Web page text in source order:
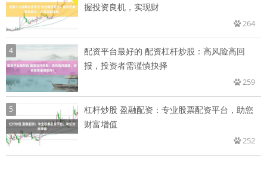
握投资良机，实现财
264
4
配资平台最好的 配资杠杆炒股：高风险高回
报，投资者需谨慎抉择
259
5
杠杆炒股 盈融配资：专业股票配资平台，助您
财富增值
252